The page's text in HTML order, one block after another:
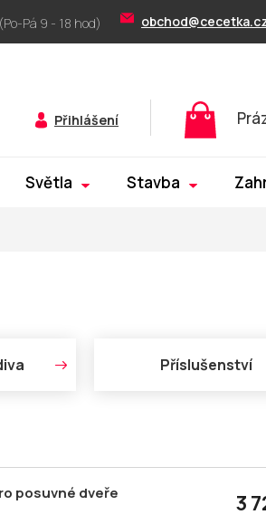
Přihlášení
Světla Stavba
Příslušenství
posuvné dveře 3